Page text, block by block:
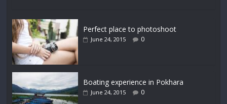
Perfect place to photoshoot
June 24, 2015 0
Boating experience in Pokhara
June 24, 2015 0